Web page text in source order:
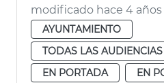
modificado hace 4 años
AYUNTAMIENTO
TODAS LAS AUDIENCIAS
EN PORTADA
EN